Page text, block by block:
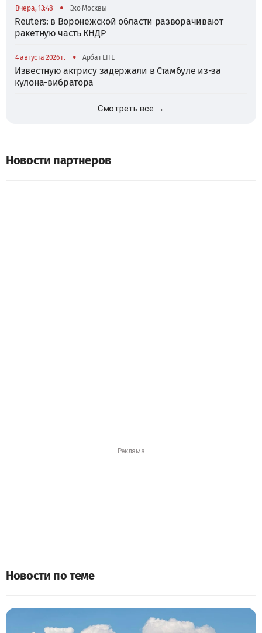
Вчера, 13:48 • Эхо Москвы
Reuters: в Воронежской области разворачивают
ракетную часть КНДР
4 августа 2026 г. • Арбат LIFE
Известную актрису задержали в Стамбуле из-за
кулона-вибратора
Смотреть все →
Новости партнеров
Новости по теме